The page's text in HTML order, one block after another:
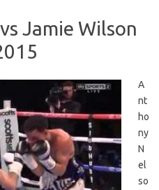
Jamie Wilson
A
nt
ho
ny
N
el
so